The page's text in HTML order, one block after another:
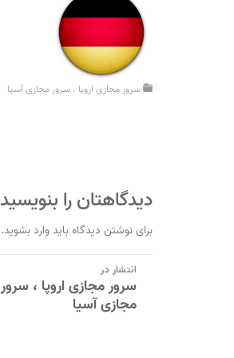
سرور مجازی اروپا ، سرور مجازی آسیا
دیدگاهتان را بنویسید
برای نوشتن دیدگاه بایدوارد بشوید.
راهبری
نوشته
انتشار در
سرور مجازی اروپا ، سرور
مجازی آسیا